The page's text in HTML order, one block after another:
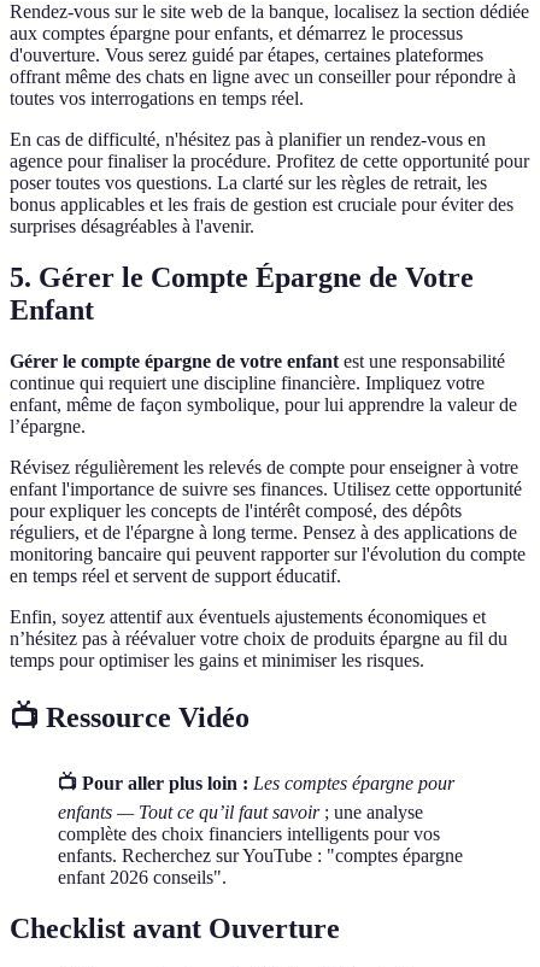
Rendez-vous sur le site web de la banque, localisez la section dédiée
aux comptes épargne pour enfants, et démarrez le processus
d'ouverture. Vous serez guidé par étapes, certaines plateformes
offrant même des chats en ligne avec un conseiller pour répondre à
toutes vos interrogations en temps réel.
En cas de difficulté, n'hésitez pas à planifier un rendez-vous en
agence pour finaliser la procédure. Profitez de cette opportunité pour
poser toutes vos questions. La clarté sur les règles de retrait, les
bonus applicables et les frais de gestion est cruciale pour éviter des
surprises désagréables à l'avenir.
5. Gérer le Compte Épargne de Votre
Enfant
Gérer le compte épargne de votre enfant est une responsabilité
continue qui requiert une discipline financière. Impliquez votre
enfant, même de façon symbolique, pour lui apprendre la valeur de
l’épargne.
Révisez régulièrement les relevés de compte pour enseigner à votre
enfant l'importance de suivre ses finances. Utilisez cette opportunité
pour expliquer les concepts de l'intérêt composé, des dépôts
réguliers, et de l'épargne à long terme. Pensez à des applications de
monitoring bancaire qui peuvent rapporter sur l'évolution du compte
en temps réel et servent de support éducatif.
Enfin, soyez attentif aux éventuels ajustements économiques et
n’hésitez pas à réévaluer votre choix de produits épargne au fil du
temps pour optimiser les gains et minimiser les risques.
📺 Ressource Vidéo
📺 Pour aller plus loin : Les comptes épargne pour
enfants — Tout ce qu’il faut savoir; une analyse
complète des choix financiers intelligents pour vos
enfants. Recherchez sur YouTube : "comptes épargne
enfant 2026 conseils".
Checklist avant Ouverture